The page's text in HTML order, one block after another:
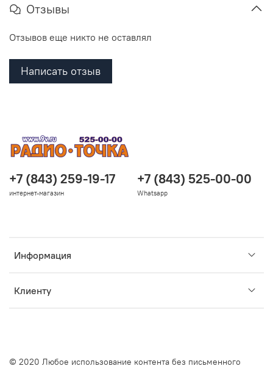
Отзывы
Отзывов еще никто не оставлял
Написать отзыв
Информация
Клиенту
+7 (843) 259-19-17
интернет-магазин
+7 (843) 525-00-00
Whatsapp
© 2020 Любое использование контента без письменного